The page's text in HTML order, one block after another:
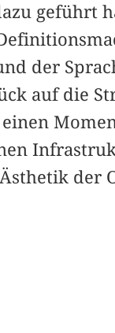
geführt
der
auf die
der